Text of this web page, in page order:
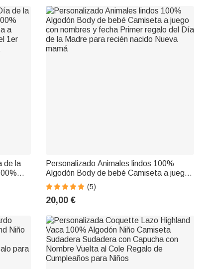
de la
a
1er
Personalizado Animales lindos 100%
Algodón Body de bebé Camiseta a juego
con nombres y fecha Primer regalo del Día
de la Madre para recién nacido Nueva
mamá
(5)
20,00 €